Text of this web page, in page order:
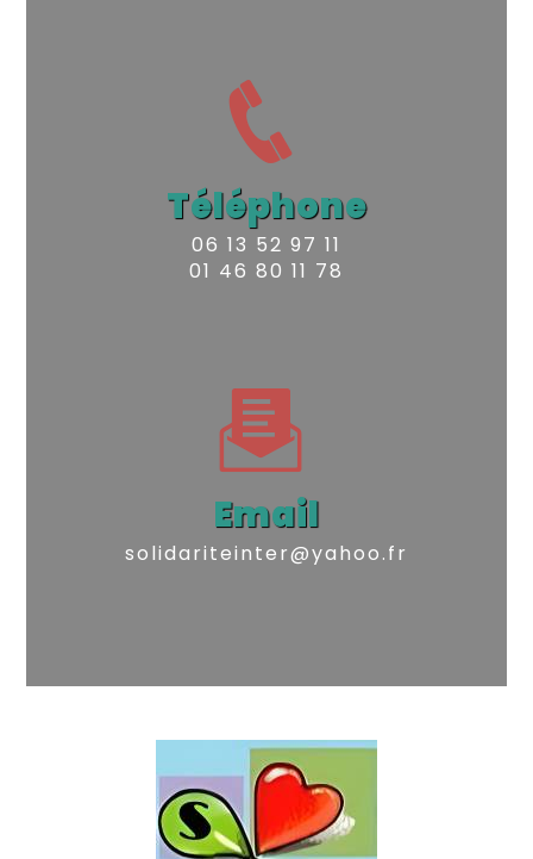
Téléphone
06 13 52 97 11
01 46 80 11 78
Email
solidariteinter@yahoo.fr